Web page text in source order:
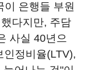
이 은행들 부원
다지만, 주담
사실 40년으
정비율(LTV),